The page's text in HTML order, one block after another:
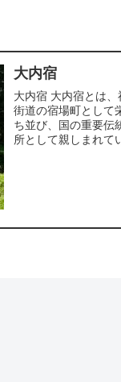
大内宿
大内宿 大内宿とは
街道の宿場町として
ち並び、国の重要伝
所として親しまれて